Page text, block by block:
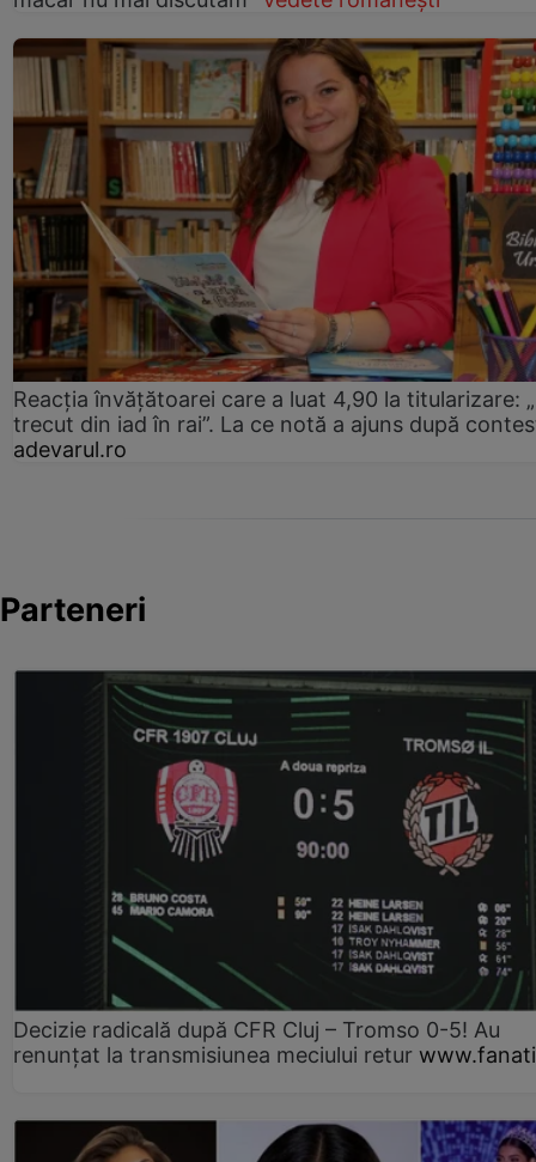
Reacția învățătoarei care a luat 4,90 la titularizare:
trecut din iad în rai”. La ce notă a ajuns după
adevarul.ro
Parteneri
Decizie radicală după CFR Cluj – Tromso 0-5! Au
renunțat la transmisiunea meciului retur